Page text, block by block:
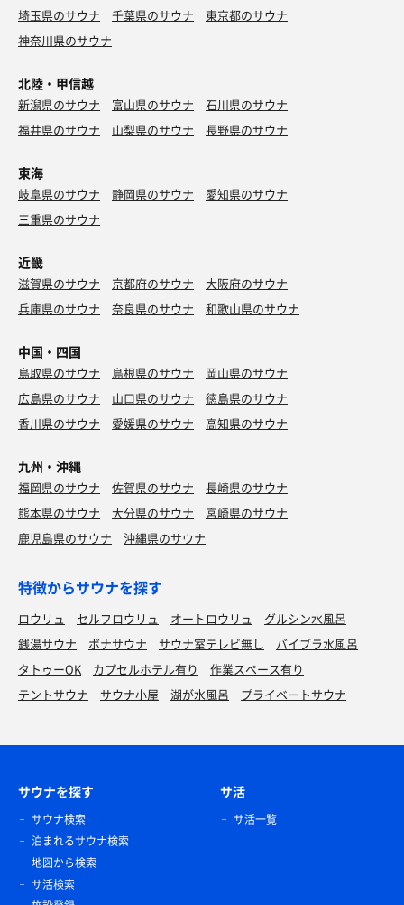
水
ネクターピーチ
水
カツ丼
結構量が多い
季節限定 焦がしアゴだし中華そば
チョット変わった味でメチャ美味しかった🍜
鴨セイロ&焼きも天ぷら
安定の美味しさ
水
安定の美味しさ😋
水
埼玉県のサウナ
千葉県のサウナ
東京都のサウナ
神奈川県のサウナ
北陸・甲信越
新潟県のサウナ 富山県のサウナ
石川県のサウナ
福井県のサウナ
山梨県のサウナ 長野県のサウナ
東海
岐阜県のサウナ 静岡県のサウナ
愛知県のサウナ
三重県のサウナ
近畿
滋賀県のサウナ 京都府のサウナ
大阪府のサウナ
兵庫県のサウナ
奈良県のサウナ 和歌山県のサウナ
中国・四国
鳥取県のサウナ 島根県のサウナ
岡山県のサウナ
広島県のサウナ
山口県のサウナ
徳島県のサウナ
香川県のサウナ
愛媛県のサウナ 高知県のサウナ
九州・沖縄
福岡県のサウナ 佐賀県のサウナ
長崎県のサウナ
熊本県のサウナ
大分県のサウナ
宮崎県のサウナ
鹿児島県のサウナ
沖縄県のサウナ
特徴からサウナを探す
ロウリュ セルフロウリュ オートロウリュ
グルシン水風呂
銭湯サウナ
ボナサウナ サウナ室テレビ無し
バイブラ水風呂
タトゥーOK
カプセルホテル有り
作業スペース有り
テントサウナ
サウナ小屋 湖が水風呂 プライベートサウナ
サウナを探す
サウナ検索
泊まれるサウナ検索
地図から検索
サ活検索
サ活
サ活一覧